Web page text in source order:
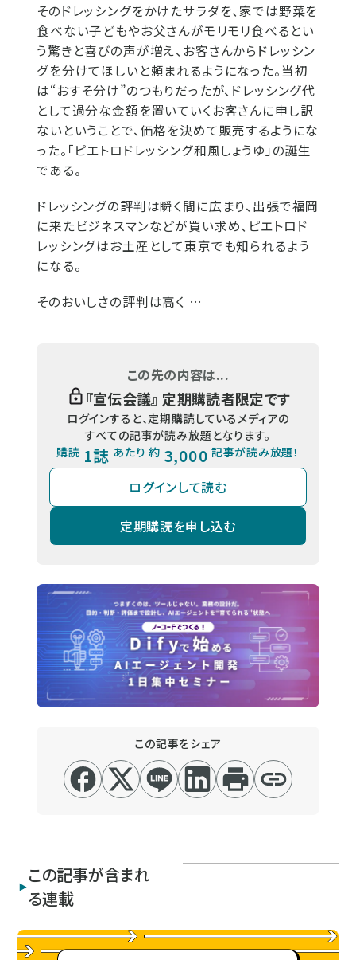
そのドレッシングをかけたサラダを、家では野菜を
食べない子どもやお父さんがモリモリ食べるとい
う驚きと喜びの声が増え、お客さんからドレッシン
グを分けてほしいと頼まれるようになった。当初
は“おすそ分け”のつもりだったが、ドレッシング代
として過分な金額を置いていくお客さんに申し訳
ないということで、価格を決めて販売するようにな
った。「ピエトロドレッシング和風しょうゆ」の誕生
である。
ドレッシングの評判は瞬く間に広まり、出張で福岡
に来たビジネスマンなどが買い求め、ピエトロド
レッシングはお土産として東京でも知られるよう
になる。
そのおいしさの評判は高く …
この先の内容は...
『宣伝会議』 定期購読者限定です
ログインすると、定期購読しているメディアの
すべての記事が読み放題となります。
購読 1誌 あたり 約 3,000 記事が読み放題！
ログインして読む
定期購読を申し込む
この記事をシェア
この記事が含まれ
る連載